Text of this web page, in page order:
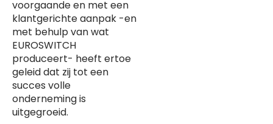
voorgaande en met een
klantgerichte aanpak -en
met behulp van wat
EUROSWITCH
produceert- heeft ertoe
geleid dat zij tot een
succes volle
onderneming is
uitgegroeid.